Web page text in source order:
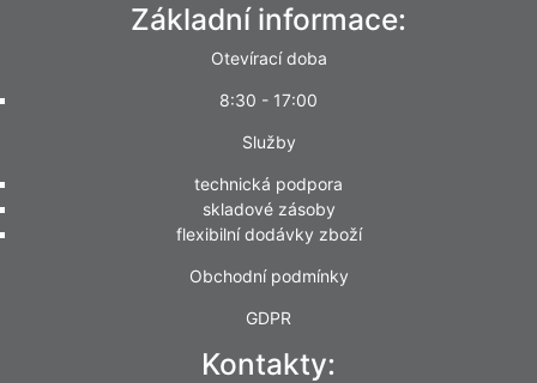
Základní informace:
Otevírací doba
8:30 - 17:00
Služby
technická podpora
skladové zásoby
flexibilní dodávky zboží
Obchodní podmínky
GDPR
Kontakty: